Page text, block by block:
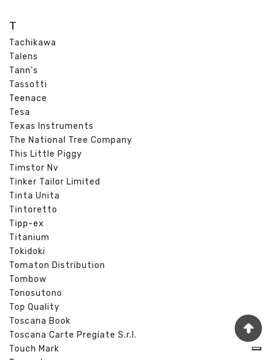
T
Tachikawa
Talens
Tann's
Tassotti
Teenace
Tesa
Texas Instruments
The National Tree Company
This Little Piggy
Timstor Nv
Tinker Tailor Limited
Tinta Unita
Tintoretto
Tipp-ex
Titanium
Tokidoki
Tomaton Distribution
Tombow
Tonosutono
Top Quality
Toscana Book
Toscana Carte Pregiate S.r.l.
Touch Mark